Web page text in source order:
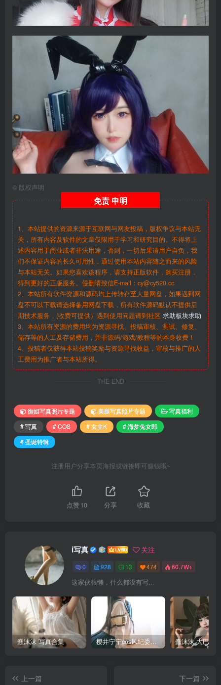
© 版权声明
免责 申明
1、本站提供的资源来源于互联网与网友投稿，版权争议与本站无
关，所有内容及软件的文章仅限用于学习和研究目的。不得将上
述内容用于商业或者非法用途，否则，一切后果请用户自负，我
们不保证内容的长久可用性，通过使用本站内容随之而来的风险
与本站无关。如果您喜欢该程序，请支持正版软件，购买注册，
得到更好的正版服务。侵删请致信E-mail：cy@cy520.cc
2、本站所有软件资源和源码均上传转存至大量网盘，如果遇到网
盘不可以下载请选择备用网盘下载，所有软件源码默认不提供后
期技术服务，(收费可提供）遇到使用问题请到社区 求助板块求助
3、本站所有资源的费用均为资源寻找、投稿审核、测试、修复、
储存等的人工及存储费用，并非源码/游戏/教程等的本身收费！
4、投稿者仅获得本站投稿奖励与资源寻找收益，审核与推广的人
工费用为推广者与本站所得。
THE END
御姐写真照片专题 美腿写真照片专题
写真福利
# 写真
# COS # 女主K
# 海梦兔女郎
# 圣诞特辑
注册用户分享本页海报或链接即可赚钱哦~
点赞10 分享 收藏
i写真 关注
0 928 13 474 60.7W+
这家伙很懒，什么都没有写...
蠢沫沫 写真合集 樱井宁宁cos风纪委员写真套图
上一篇 下一篇